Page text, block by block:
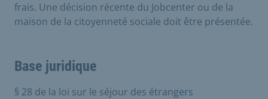
frais. Une décision récente du Jobcenter ou de la
maison de la citoyenneté sociale doit être présentée.
Base juridique
§ 28 de la loi sur le séjour des étrangers